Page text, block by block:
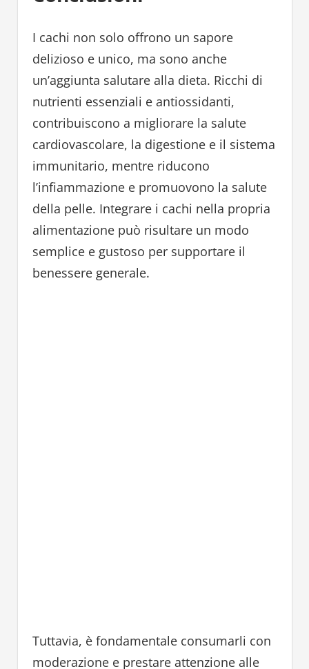
I cachi non solo offrono un sapore
delizioso e unico, ma sono anche
un’aggiunta salutare alla dieta. Ricchi di
nutrienti essenziali e antiossidanti,
contribuiscono a migliorare la salute
cardiovascolare, la digestione e il sistema
immunitario, mentre riducono
l’infiammazione e promuovono la salute
della pelle. Integrare i cachi nella propria
alimentazione può risultare un modo
semplice e gustoso per supportare il
benessere generale.
Tuttavia, è fondamentale consumarli con
moderazione e prestare attenzione alle